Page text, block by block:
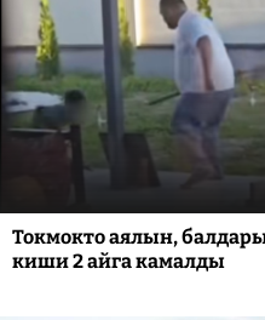
Токмокто аялын,
киши 2 айга камалды